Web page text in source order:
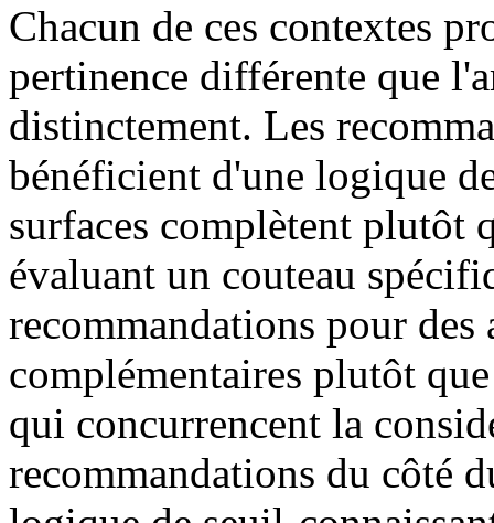
Chacun de ces contextes
pertinence différente que
distinctement. Les
bénéficient d'une logique
surfaces complètent
évaluant un couteau
recommandations pour des
complémentaires plutôt
qui concurrencent la
recommandations du côté